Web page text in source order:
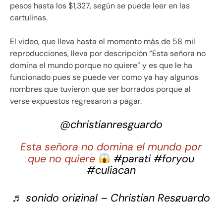
pesos hasta los $1,327, según se puede leer en las
cartulinas.
El video, que lleva hasta el momento más de 58 mil
reproducciones, lleva por descripción “Esta señora no
domina el mundo porque no quiere” y es que le ha
funcionado pues se puede ver como ya hay algunos
nombres que tuvieron que ser borrados porque al
verse expuestos regresaron a pagar.
@christianresguardo
Esta señora no domina el mundo por
que no quiere
#parati #foryou
#culiacan
♬ sonido original – Christian Resguardo